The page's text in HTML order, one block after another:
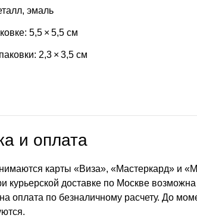
эмаль
5,5 × 5,5 см
2,3 × 3,5 см
и оплата
карты «Виза», «Мастеркард» и
доставке по Москве
оплата по безналичному расчету. До